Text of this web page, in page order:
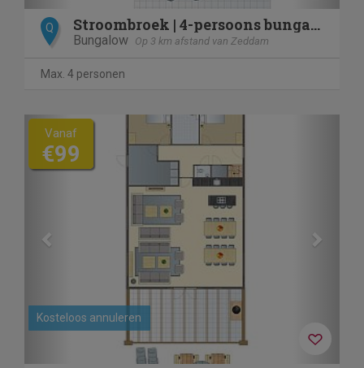
Q Stroombroek | 4-persoons bungalow | 4C3
Bungalow Op 3 km afstand van Zeddam
Max. 4 personen
Previous
Kosteloos annuleren
Vanaf
€99